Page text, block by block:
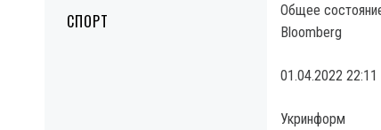
СПОРТ
Общее
Bloomberg
01.04.2022 22:11
Укринформ